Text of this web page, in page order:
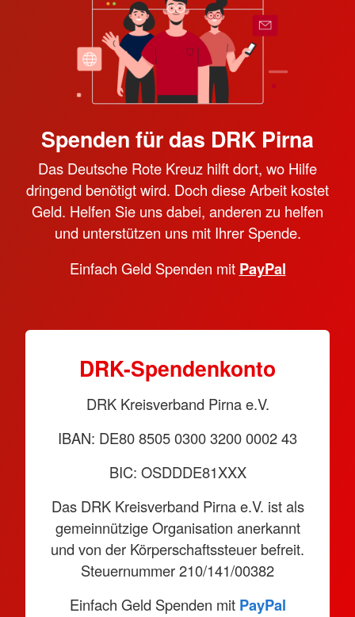
Spenden für das DRK Pirna
Das Deutsche Rote Kreuz hilft dort, wo Hilfe
dringend benötigt wird. Doch diese Arbeit kostet
Geld. Helfen Sie uns dabei, anderen zu helfen
und unterstützen uns mit Ihrer Spende.
Einfach Geld Spenden mit PayPal
DRK-Spendenkonto
DRK Kreisverband Pirna e.V.
IBAN: DE80 8505 0300 3200 0002 43
BIC: OSDDDE81XXX
Das DRK Kreisverband Pirna e.V. ist als
gemeinnützige Organisation anerkannt
und von der Körperschaftssteuer befreit.
Steuernummer 210/141/00382
Einfach Geld Spenden mit PayPal